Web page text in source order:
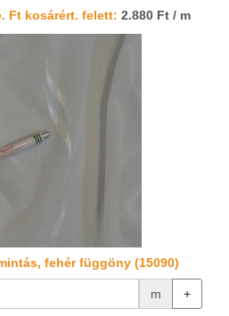
Ft kosárért. felett: 2.880 Ft / m
fehér függöny (15090)
m +